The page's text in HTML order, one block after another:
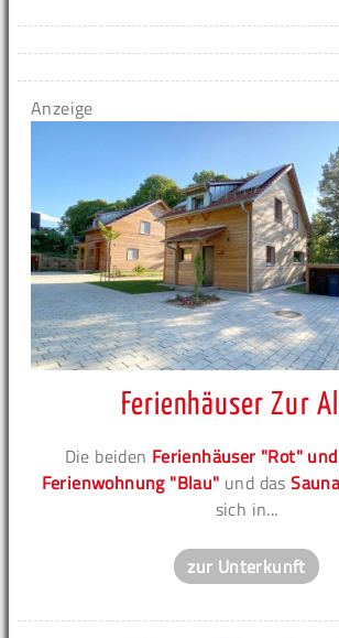
Anzeige
Ferienhäuser Zur
Die beiden Ferienhäuser "Rot"
Ferienwohnung "Blau" und das
sich in...
zur Unterkunft